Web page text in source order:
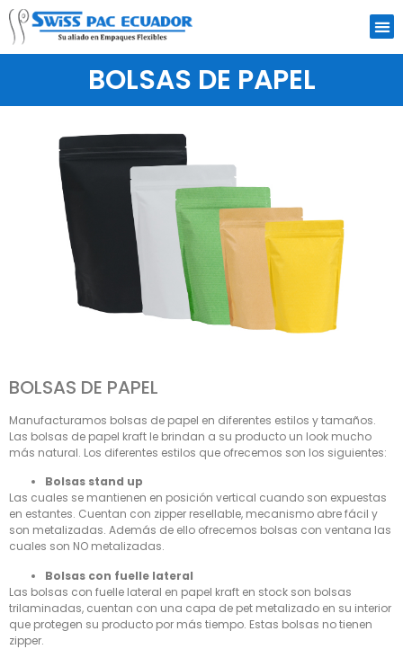
BOLSAS DE PAPEL
BOLSAS DE PAPEL
Manufacturamos bolsas de papel en diferentes estilos y tamaños.
Las bolsas de papel kraft le brindan a su producto un look mucho
más natural. Los diferentes estilos que ofrecemos son los siguientes:
Bolsas stand up
Las cuales se mantienen en posición vertical cuando son expuestas
en estantes. Cuentan con zipper resellable, mecanismo abre fácil y
son metalizadas. Además de ello ofrecemos bolsas con ventana las
cuales son NO metalizadas.
Bolsas con fuelle lateral
Las bolsas con fuelle lateral en papel kraft en stock son bolsas
trilaminadas, cuentan con una capa de pet metalizado en su interior
que protegen su producto por más tiempo. Estas bolsas no tienen
zipper.